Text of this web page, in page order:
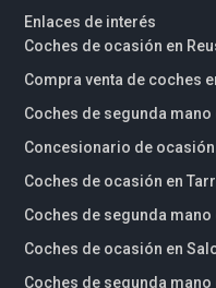
Enlaces de interés
Coches de ocasión en
Compra venta de coches
Coches de segunda mano
Concesionario de
Coches de ocasión en
Coches de segunda mano
Coches de ocasión en
Coches de segunda mano